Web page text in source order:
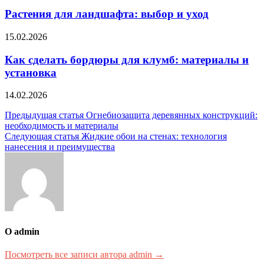
Растения для ландшафта: выбор и уход
15.02.2026
Как сделать бордюры для клумб: материалы и
установка
14.02.2026
Навигация
по
записям
Предыдущая статья Огнебиозащита деревянных конструкций:
необходимость и материалы
Следующая статья Жидкие обои на стенах: технология
нанесения и преимущества
О admin
Посмотреть все записи автора admin →